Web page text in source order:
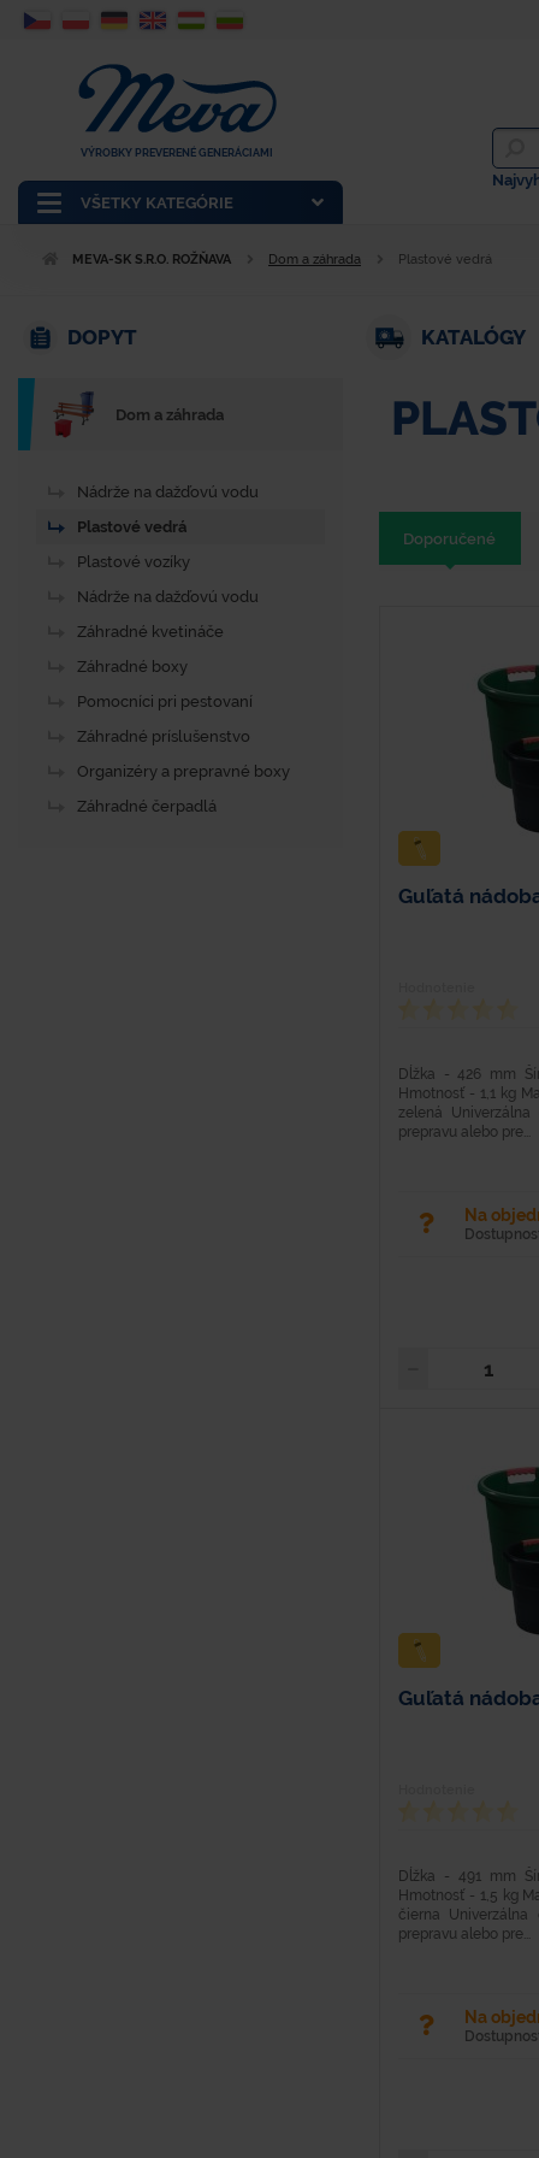
VŠETKY KATEGÓRIE
VÝROBKY PREVERENÉ GENERÁCIAMI
MEVA-SK S.R.O. ROŽŇAVA Dom a záhrada Plastové vedrá
DOPYT KATALÓGY
Doporučené
Guľatá
Dĺžka - 426 mm
Hmotnosť - 1,1 kg
zelená
prepravu alebo pre...
Na
Guľatá
Dĺžka - 491 mm
Hmotnosť - 1,5 kg
čierna Univerzálna
prepravu alebo pre...
Na
Dom a záhrada
Nádrže na dažďovú vodu
Plastové vedrá
Plastové vozíky
Nádrže na dažďovú vodu
Záhradné kvetináče
Záhradné boxy
Pomocníci pri pestovaní
Záhradné príslušenstvo
Organizéry a prepravné boxy
Záhradné čerpadlá